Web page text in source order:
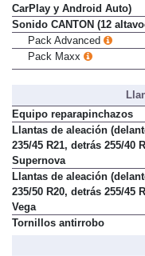
CarPlay y Android Auto)
Sonido CANTON (12
Pack Advanced
Pack Maxx
Equipo reparapinchazos
Llantas de aleación
235/45 R21, detrás 255/40
Supernova
Llantas de aleación
235/50 R20, detrás 255/45
Vega
Tornillos antirrobo